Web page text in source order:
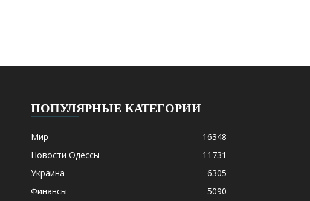
ПОПУЛЯРНЫЕ КАТЕГОРИИ
Мир
16348
Новости Одессы
11731
Украина
6305
Финансы
5090